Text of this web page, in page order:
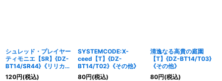
シュレッド・プレイヤー
ティモニエ【SR】{DZ-
BT14/SR44}《リリカル
モナステリオ》
120円(税込)
SYSTEMCODE:X-
ceed【T】{DZ-
BT14/T02}《その他》
80円(税込)
清逸なる高貴の庭園
【T】{DZ-BT14/T03}
《その他》
80円(税込)